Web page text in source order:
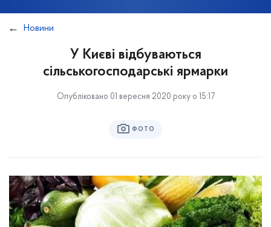
Новини
У Києві відбуваються
сільськогосподарські ярмарки
Опубліковано 01 вересня 2020 року о 15:17
ФОТО